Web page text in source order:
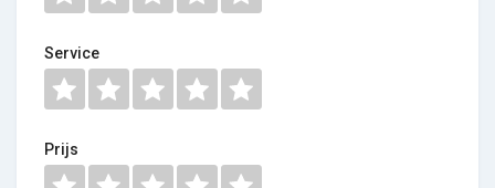
Service
Prijs